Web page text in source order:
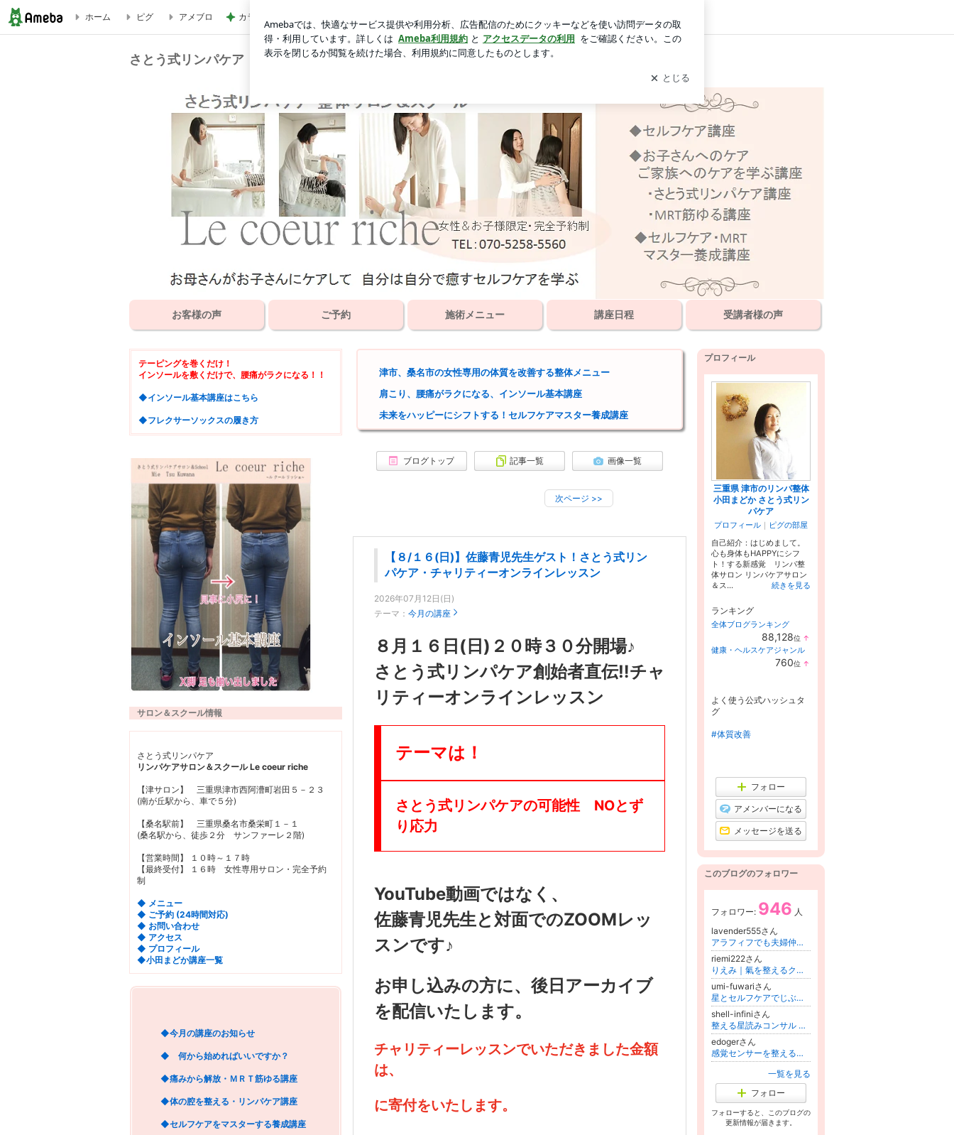
さとう式リンパケア 感じたことのない心地よさを提供 楽しく生まれ変わり♪原始反射統合ワーク
ホーム ピグ アメブロ カラー後の重たい髪につけたニュアンス 新規登録 ログイン
さとう式リンパケア 感じたことのない心地よさを提供 楽しく生まれ変わり♪原始反射統合ワーク
津市、桑名市の女性専用の体質を改善する整体メニュー
肩こり、腰痛がラクになる、インソール基本講座
未来をハッピーにシフトする！セルフケアマスター養成講座
ブログトップ 記事一覧 画像一覧
次ページ >>
【８/１６(日)】佐藤青児先生ゲスト！さとう式リン
パケア・チャリティーオンラインレッスン
2026年07月12日(日)
テーマ： 今月の講座
８月１６日(日)２０時３０分開場♪
さとう式リンパケア創始者直伝‼チャ
リティーオンラインレッスン
テーマは！
さとう式リンパケアの可能性 NOとず
り応力
YouTube動画ではなく、
佐藤青児先生と対面でのZOOMレッ
スンです♪
お申し込みの方に、後日アーカイブ
を配信いたします。
チャリティーレッスンでいただきました金額
は、
に寄付をいたします。
テーピングを巻くだけ！
インソールを敷くだけで、腰痛がラクになる！！
◆インソール基本講座はこちら
◆フレクサーソックスの履き方
サロン＆スクール情報
さとう式リンパケア
リンパケアサロン＆スクール Le coeur riche
【津サロン】 三重県津市西阿漕町岩田５－２３
(南が丘駅から、車で５分)
【桑名駅前】 三重県桑名市桑栄町１－１
(桑名駅から、徒歩２分 サンファーレ２階)
【営業時間】 １０時～１７時
【最終受付】 １６時 女性専用サロン・完全予約
制
◆ メニュー
◆ ご予約 (24時間対応)
◆ お問い合わせ
◆ アクセス
◆ プロフィール
◆小田まどか講座一覧
◆今月の講座のお知らせ
◆ 何から始めればいいですか？
◆痛みから解放・ＭＲＴ筋ゆる講座
◆体の腔を整える・リンパケア講座
◆セルフケアをマスターする養成講座
お客様の声 ご予約 施術メニュー 講座日程 受講者様の声
プロフィール
三重県 津市のリンパ整体
小田まどか さとう式リン
パケア
プロフィール ｜ ピグの部屋
自己紹介：はじめまして。
心も身体もHAPPYにシフ
ト！する新感覚 リンパ整
体サロン リンパケアサロン
＆ス...
続きを見る
ランキング
全体ブログランキング
88,128位 ↑
健康・ヘルスケアジャンル
760位 ↑
よく使う公式ハッシュタ
グ
#体質改善
フォロー
アメンバーになる
メッセージを送る
このブログのフォロワー
フォロワー: 946 人
lavender555さん
アラフィフでも夫婦仲は取り戻せる夫婦仲修復カウンセラー
riemi222さん
りえみ｜氣を整えるクラニアルセラピー専門家
umi-fuwariさん
星とセルフケアでじぶんと両想い
shell-infiniさん
整える星読みコンサル ｜ Shell
edogerさん
感覚センサーを整えるごきげんセルフケア整体｜やりたいことを楽しめる身体へ
一覧を見る
フォロー
フォローすると、このブログの
更新情報が届きます。